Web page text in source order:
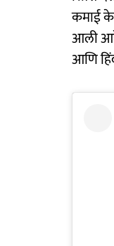
कमाई
आली
आणि